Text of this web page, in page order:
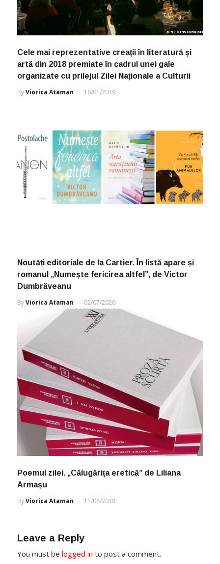
Cele mai reprezentative creații în literatură și
artă din 2018 premiate în cadrul unei gale
organizate cu prilejul Zilei Naționale a Culturii
ByViorica Ataman 16/01/2019
Noutăți editoriale de la Cartier. În listă apare și
romanul „Numește fericirea altfel”, de Victor
Dumbrăveanu
ByViorica Ataman 02/07/2020
Poemul zilei. „Călugărița eretică” de Liliana
Armașu
ByViorica Ataman 11/04/2018
Leave a Reply
You must be logged in to post a comment.